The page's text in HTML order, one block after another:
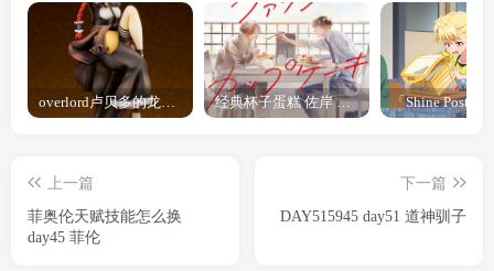
overlord卢贝多的龙王谁厉害 「Overlord」露普斯蕾琪娜·贝塔手办开订 经典杯子蛋糕 佐岸 漫画「经典杯子蛋糕」宣布真人日剧化
上一篇
菲奥伦天赋技能怎么换
day45 菲伦
下一篇
DAY515945 day51 道神驯子